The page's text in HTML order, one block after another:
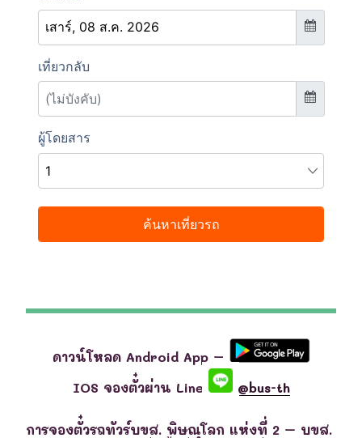
ดาวน์โหลด Android App –
IOS จองตั๋วผ่าน Line
@bus-th
การจองตั๋วรถทัวร์บขส. พิษณุโลก แห่งที่ 2 – บขส.